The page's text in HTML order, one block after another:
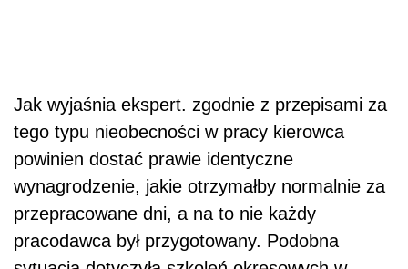
Jak wyjaśnia ekspert. zgodnie z przepisami za
tego typu nieobecności w pracy kierowca
powinien dostać prawie identyczne
wynagrodzenie, jakie otrzymałby normalnie za
przepracowane dni, a na to nie każdy
pracodawca był przygotowany. Podobna